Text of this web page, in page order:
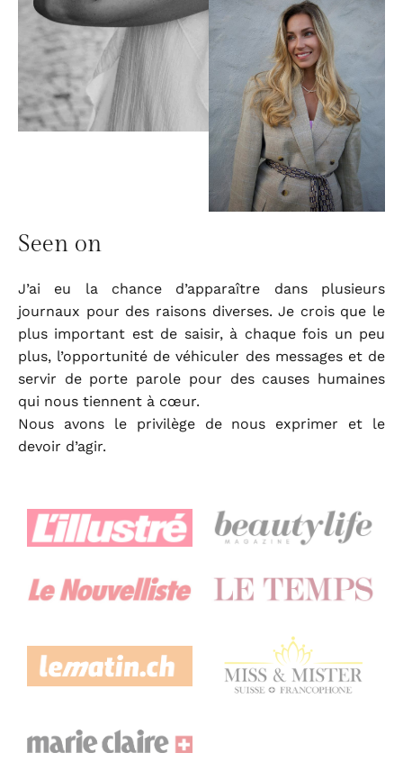
Seen on
J’ai eu la chance d’apparaître dans plusieurs
journaux pour des raisons diverses. Je crois que le
plus important est de saisir, à chaque fois un peu
plus, l’opportunité de véhiculer des messages et de
servir de porte parole pour des causes humaines
qui nous tiennent à cœur.
Nous avons le privilège de nous exprimer et le
devoir d’agir.